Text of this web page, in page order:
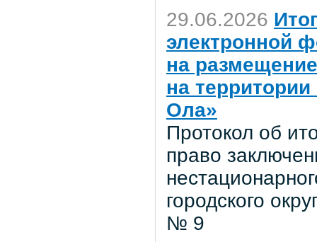
29.06.2026
электронной
на
на
Ола»
Протокол об
право
городского
№ 9